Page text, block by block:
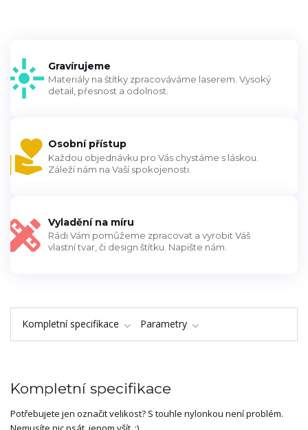
Gravírujeme
Materiály na štítky zpracováváme laserem. Vysoký
detail, přesnost a odolnost.
Osobní přístup
Každou objednávku pro Vás chystáme s láskou.
Záleží nám na Vaší spokojenosti.
Vyladění na míru
Rádi Vám pomůžeme zpracovat a vyrobit Váš
vlastní tvar, či design štítku. Napište nám.
Kompletní specifikace Parametry
Kompletní specifikace
Potřebujete jen označit velikost? S touhle nylonkou není problém.